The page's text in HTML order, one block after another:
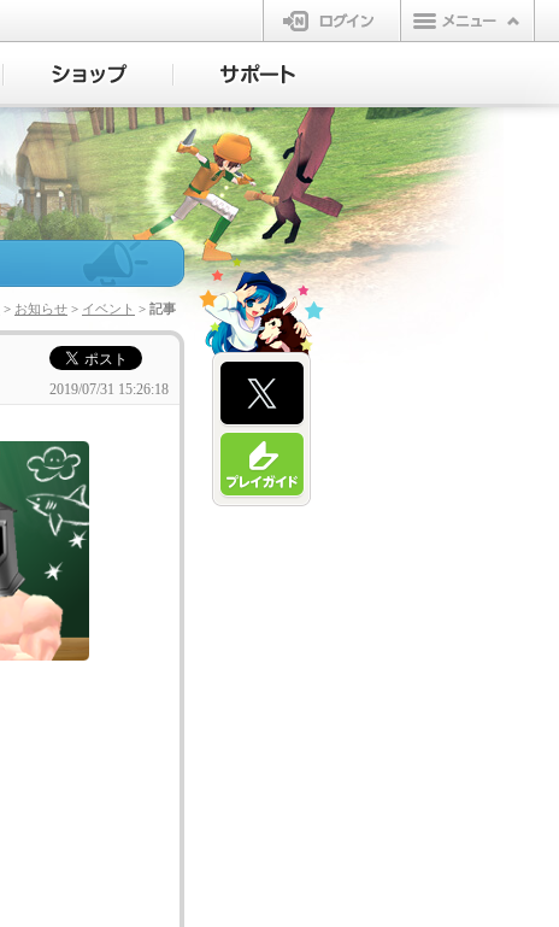
ログイン
> お知らせ > イベント > 記事
2019/07/31 15:26:18